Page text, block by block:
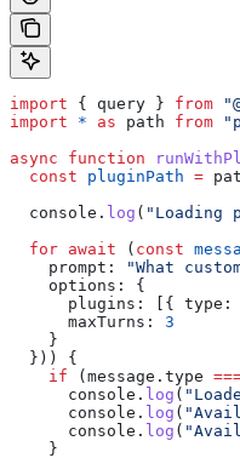
import { query } from
import * as path from
async function
  const
pluginPath =
  console
. log ( "Loading
  for
await ( const
    prompt:
"What
    options:
{
      plugins:
[{ type:
      maxTurns:
3
    }
  })) {
    if
( message . type
      console
. log (
      console
. log (
      console
. log (
    }